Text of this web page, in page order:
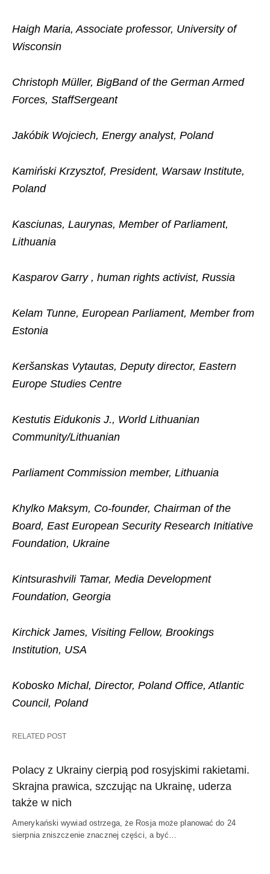
Haigh Maria, Associate professor, University of
Wisconsin
Christoph Müller, BigBand of the German Armed
Forces, StaffSergeant
Jakóbik Wojciech, Energy analyst, Poland
Kamiński Krzysztof, President, Warsaw Institute,
Poland
Kasciunas, Laurynas, Member of Parliament,
Lithuania
Kasparov Garry , human rights activist, Russia
Kelam Tunne, European Parliament, Member from
Estonia
Keršanskas Vytautas, Deputy director, Eastern
Europe Studies Centre
Kestutis Eidukonis J., World Lithuanian
Community/Lithuanian
Parliament Commission member, Lithuania
Khylko Maksym, Co-founder, Chairman of the
Board, East European Security Research Initiative
Foundation, Ukraine
Kintsurashvili Tamar, Media Development
Foundation, Georgia
Kirchick James, Visiting Fellow, Brookings
Institution, USA
Kobosko Michal, Director, Poland Office, Atlantic
Council, Poland
RELATED POST
Polacy z Ukrainy cierpią pod rosyjskimi rakietami.
Skrajna prawica, szczując na Ukrainę, uderza
także w nich
Amerykański wywiad ostrzega, że Rosja może planować do 24
sierpnia zniszczenie znacznej części, a być…